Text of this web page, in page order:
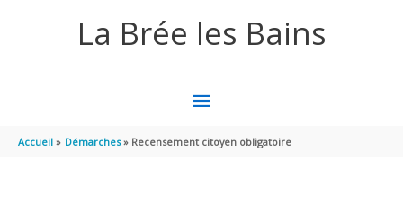
La Brée les Bains
MENU
PRINCIPAL
Accueil Démarches Recensement citoyen obligatoire